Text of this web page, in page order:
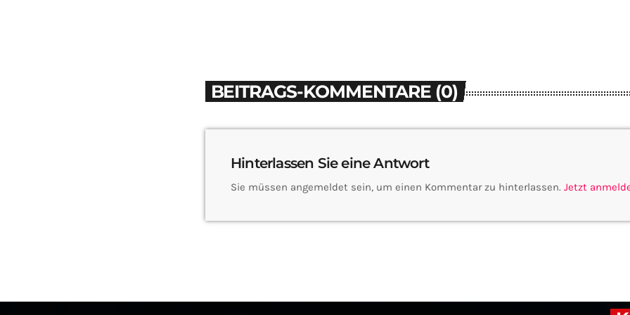
BEITRAGS-KOMMENTARE (0)
Hinterlassen Sie eine Antwort
Sie müssen angemeldet sein, um einen Kommentar zu hinterlassen. Jetzt